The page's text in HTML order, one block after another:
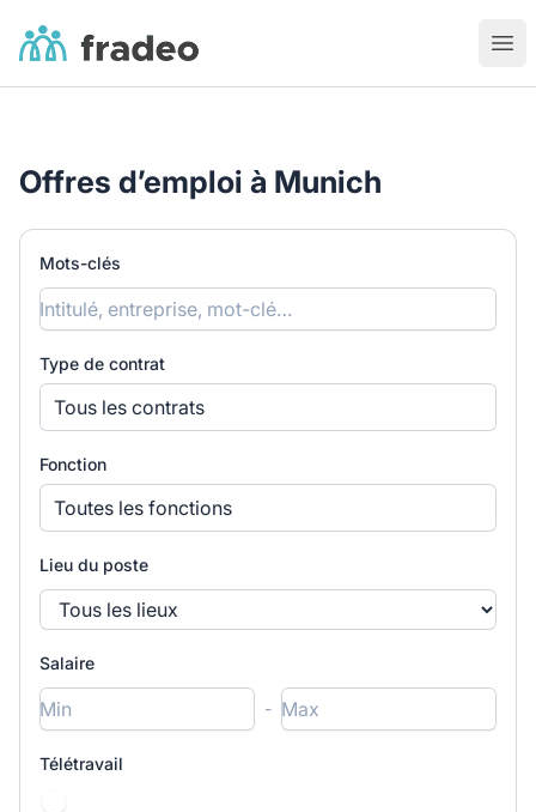
Fradeo
Offres d’emploi à Munich
Mots-clés
Type de contrat
Tous les contrats
Fonction
Toutes les fonctions
Lieu du poste
Salaire
-
Télétravail